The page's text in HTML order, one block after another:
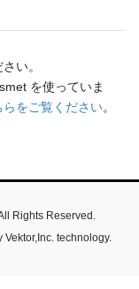
い。
を使っていま
をご覧ください。
Rights Reserved.
Vektor,Inc. technology.